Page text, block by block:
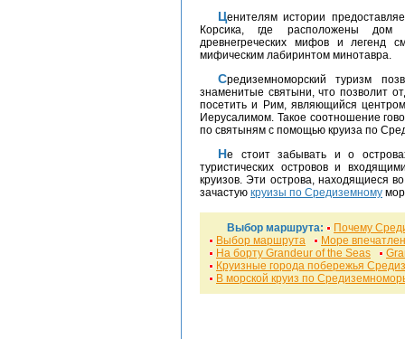
Ценителям истории предоставляется возможность включить в маршрут и остров
Корсика, где расположены
древнегреческих мифов и легенд
мифическим лабиринтом минотавра.
Средиземноморский туризм позволяет включить в маршрут и всевозможные
знаменитые святыни, что позволит
посетить и Рим, являющийся
Иерусалимом. Такое соотношение
по святыням с помощью круиза по
Не стоит забывать и о островах Минорка и Майорка, являющихся центрами
туристических островов и
круизов. Эти острова, находящиеся
зачастую круизы по Средиземному
Выбор маршрута:
Почему
Выбор маршрута
Море
На борту Grandeur of the Seas
Круизные города побережья
В морской круиз по